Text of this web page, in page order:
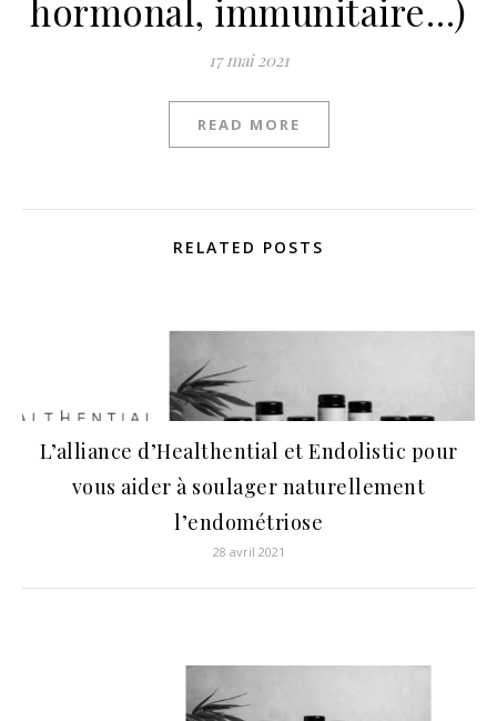
hormonal, immunitaire…)
17 mai 2021
READ MORE
RELATED POSTS
L’alliance d’Healthential et Endolistic pour
vous aider à soulager naturellement
l’endométriose
28 avril 2021